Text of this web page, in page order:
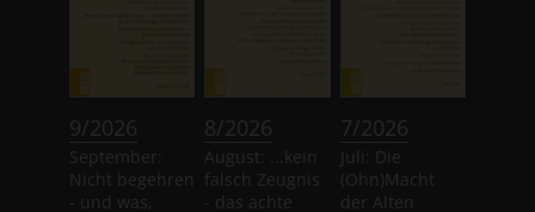
9/2026
September:
Nicht begehren
- und was,
8/2026
August: ...kein
falsch Zeugnis
- das achte
7/2026
Juli: Die
(Ohn)Macht
der Alten